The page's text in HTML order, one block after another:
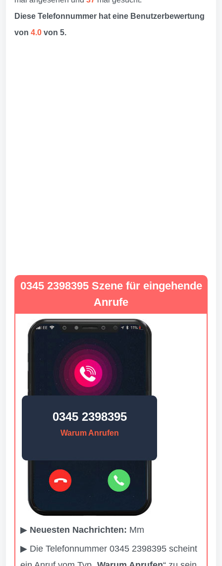
Diese Telefonnummer hat eine Benutzerbewertung
von 4.0 von 5.
0345 2398395 Szene für eingehende
Anrufe
0345 2398395
Warum Anrufen
▶ Neuesten Nachrichten: Mm
▶ Die Telefonnummer 0345 2398395 scheint